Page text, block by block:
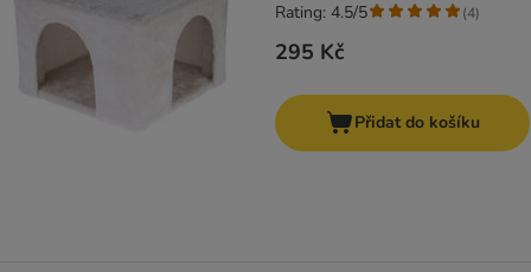
295 Kč
Rating: 4.5/5 (4)
Přidat do košíku